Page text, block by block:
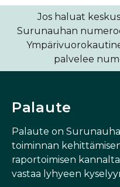
Jos haluat
Surunauhan
palvelee
Palaute
Palaute on
toiminnan
raportoimisen
vastaa lyhyeen